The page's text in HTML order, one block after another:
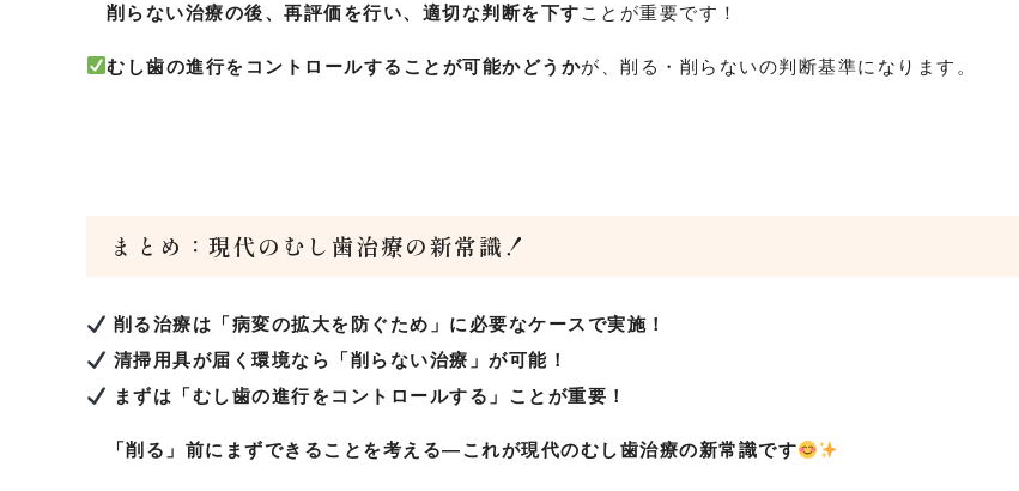
削らない治療の後、再評価を行い、適切な判断を下す ことが重要です！
むし歯の進行をコントロールすることが可能かどうかが、削る・削らないの判断基準になります。
まとめ：現代のむし歯治療の新常識！
削る治療は「病変の拡大を防ぐため」に必要なケースで実施！
清掃用具が届く環境なら「削らない治療」が可能！
まずは「むし歯の進行をコントロールする」ことが重要！
「削る」前にまずできることを考える—これが現代のむし歯治療の新常識です